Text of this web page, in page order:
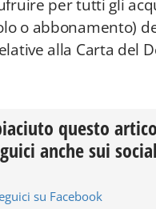
per tutti gli
o abbonamento)
alla Carta del
questo
anche sui social
su Facebook